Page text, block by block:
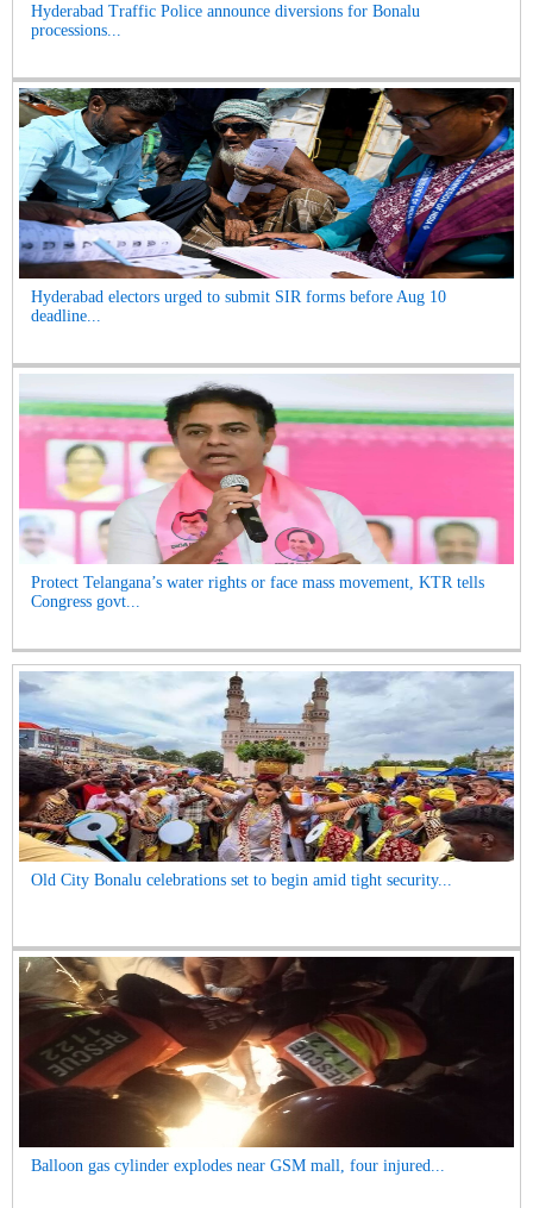
Hyderabad Traffic Police announce diversions for Bonalu
processions...
Hyderabad electors urged to submit SIR forms before Aug 10
deadline...
Protect Telangana’s water rights or face mass movement, KTR tells
Congress govt...
Old City Bonalu celebrations set to begin amid tight security...
Balloon gas cylinder explodes near GSM mall, four injured...